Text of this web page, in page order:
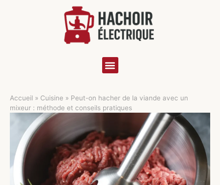
Accueil » Cuisine » Peut-on hacher de la viande avec un
mixeur : méthode et conseils pratiques